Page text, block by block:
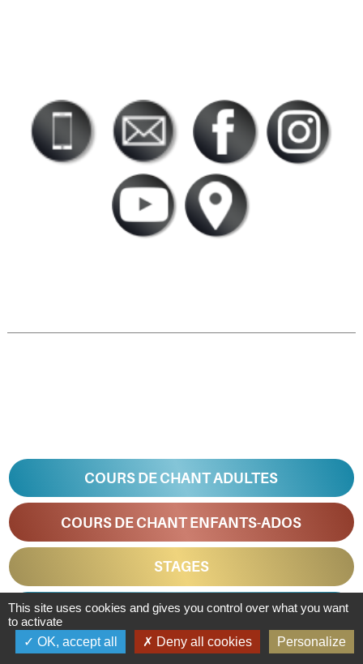
COURS DE CHANT ADULTES
COURS DE CHANT ENFANTS-ADOS
STAGES
IDÉES CADEAUX
ÉVÉNEMENTIEL
This site uses cookies and gives you control over what you want
to activate
OK, accept all
Deny all cookies Personalize